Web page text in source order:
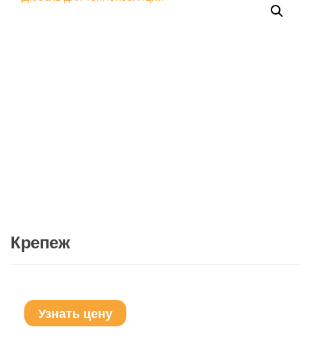
Крепеж
Узнать цену